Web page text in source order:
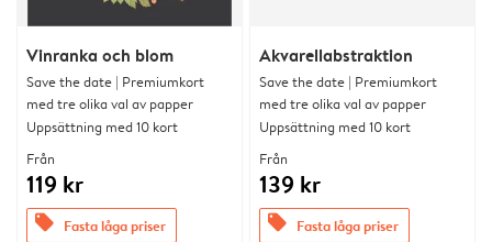
Vinranka och blom
Save the date | Premiumkort
med tre olika val av papper
Uppsättning med 10 kort
Från
119 kr
offers Fasta låga priser
Akvarellabstraktion
Save the date | Premiumkort
med tre olika val av papper
Uppsättning med 10 kort
Från
139 kr
offers Fasta låga priser